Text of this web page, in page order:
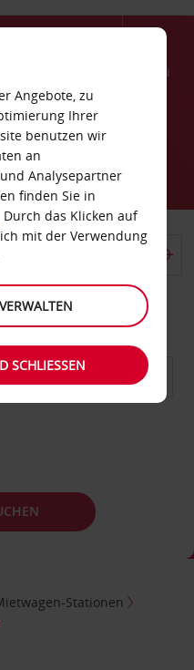
Menü
Gera
auswählen
Stationen
Angebote, zu
Ihrer
benutzen wir
an
Analysepartner
finden Sie in
Durch das Klicken auf
mit der Verwendung